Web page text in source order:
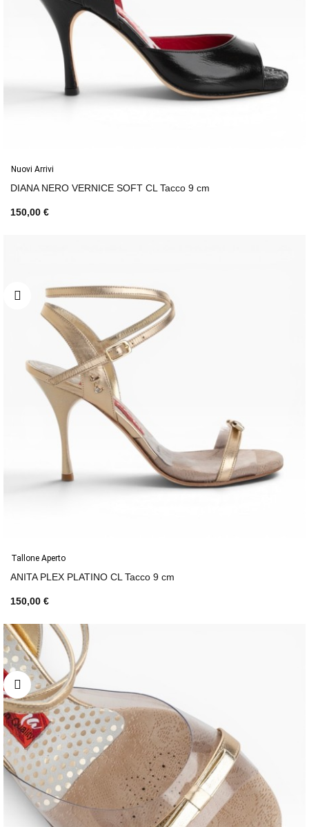
Nuovi Arrivi
DIANA NERO VERNICE SOFT CL Tacco 9 cm
150,00 €
Tallone Aperto
ANITA PLEX PLATINO CL Tacco 9 cm
150,00 €